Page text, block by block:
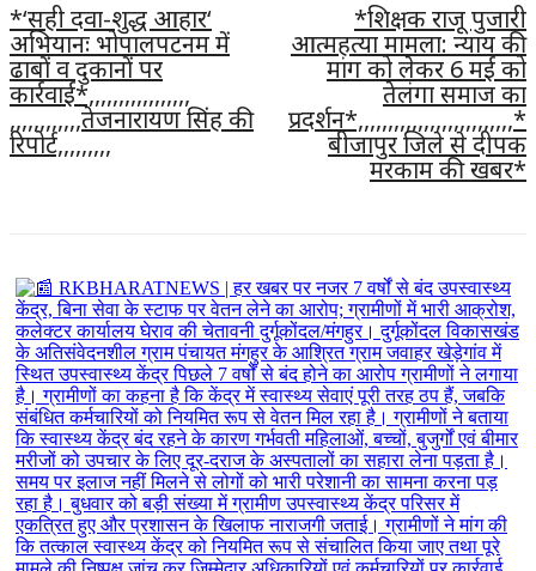
*‘सही दवा-शुद्ध आहार‘
अभियानः भोपालपटनम में
ढाबों व दुकानों पर
कार्रवाई*,,,,,,,,,,,,,,,,,
,,,,,,,,,,,,तेजनारायण सिंह की
रिपोर्ट,,,,,,,,,
*शिक्षक राजू पुजारी
आत्महत्या मामला: न्याय की
मांग को लेकर 6 मई को
तेलंगा समाज का
प्रदर्शन*,,,,,,,,,,,,,,,,,,,,,,,,,,*
बीजापुर जिले से दीपक
मरकाम की खबर*